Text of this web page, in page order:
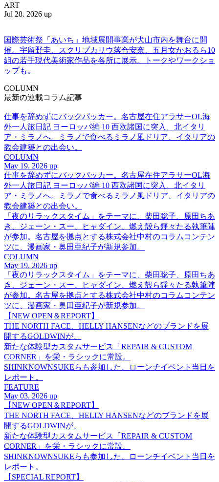
ART
Jul 28. 2026 up
国際芸術祭「あいち」地域展開事業が犬山市内を舞台に開
催。宇留野圭、スクリプカリウ落合安奈、五月女かおるら10
組の若手現代美術家作品を各所に展示。トークやワークショ
ップも。
COLUMN
最新の連載コラム記事
仕事を辞めずにバックパッカー。名古屋在住アラサーOL海
外一人旅日記 ヨーロッパ編 10 西欧諸国に突入、北イタリ
ア・ミラノへ。ミラノで食べるミラノ風ドリア、イタリアの
教会建築との出会い。
COLUMN
May 19. 2026 up
仕事を辞めずにバックパッカー。名古屋在住アラサーOL海
外一人旅日記 ヨーロッパ編 10 西欧諸国に突入、北イタリ
ア・ミラノへ。ミラノで食べるミラノ風ドリア、イタリアの
教会建築との出会い。
「夜のリラックスタイム」をテーマに、柴田聡子、原田ちあ
き、ジェーン・スー、ヒャダイン、燃え殻ら錚々たる執筆陣
が参加。名古屋を拠点とする株式会社中村のコラムコンテン
ツに、漫画家・奥田亜紀子が新規参加。
COLUMN
May 19. 2026 up
「夜のリラックスタイム」をテーマに、柴田聡子、原田ちあ
き、ジェーン・スー、ヒャダイン、燃え殻ら錚々たる執筆陣
が参加。名古屋を拠点とする株式会社中村のコラムコンテン
ツに、漫画家・奥田亜紀子が新規参加。
【NEW OPEN＆REPORT】
THE NORTH FACE、HELLY HANSENなどのブランドを展
開するGOLDWINが、
新たな体験型カスタムサービス「REPAIR & CUSTOM
CORNER」を栄・ラシックに常設。
SHINKNOWNSUKEらも参加した、ローンチイベント当日を
レポート。
FEATURE
May 03. 2026 up
【NEW OPEN＆REPORT】
THE NORTH FACE、HELLY HANSENなどのブランドを展
開するGOLDWINが、
新たな体験型カスタムサービス「REPAIR & CUSTOM
CORNER」を栄・ラシックに常設。
SHINKNOWNSUKEらも参加した、ローンチイベント当日を
レポート。
【SPECIAL REPORT】